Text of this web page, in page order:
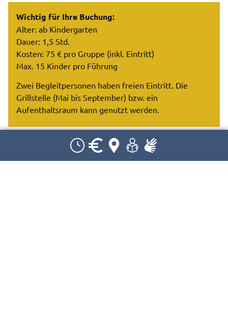
Wichtig für Ihre Buchung:
Alter: ab Kindergarten
Dauer: 1,5 Std.
Kosten: 75 € pro Gruppe (inkl. Eintritt)
Max. 15 Kinder pro Führung
Zwei Begleitpersonen haben freien Eintritt. Die
Grillstelle (Mai bis September) bzw. ein
Aufenthaltsraum kann genutzt werden.